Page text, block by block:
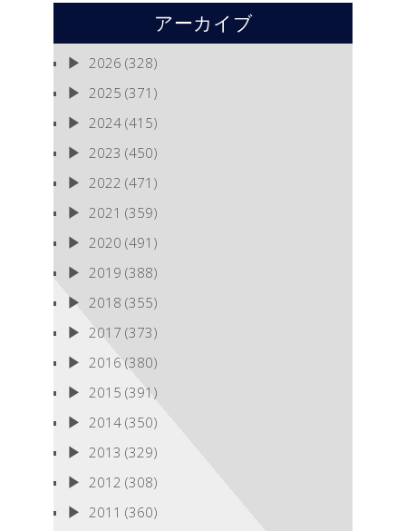
アーカイブ
2026 (328)
2025 (371)
2024 (415)
2023 (450)
2022 (471)
2021 (359)
2020 (491)
2019 (388)
2018 (355)
2017 (373)
2016 (380)
2015 (391)
2014 (350)
2013 (329)
2012 (308)
2011 (360)